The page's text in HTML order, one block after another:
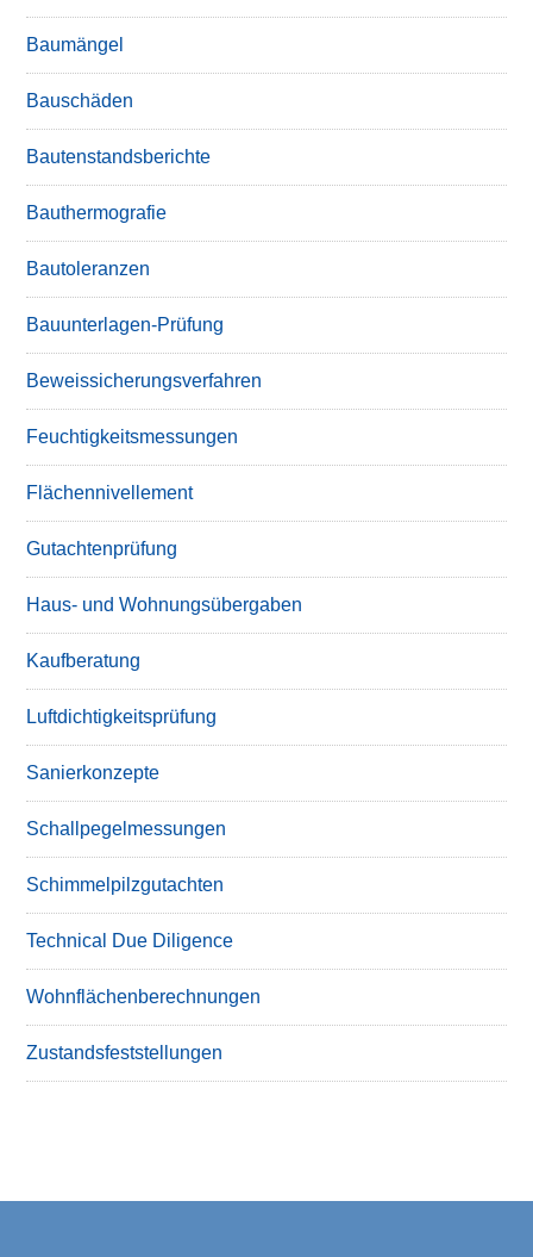
Baumängel
Bauschäden
Bautenstandsberichte
Bauthermografie
Bautoleranzen
Bauunterlagen-Prüfung
Beweissicherungsverfahren
Feuchtigkeitsmessungen
Flächennivellement
Gutachtenprüfung
Haus- und Wohnungsübergaben
Kaufberatung
Luftdichtigkeitsprüfung
Sanierkonzepte
Schallpegelmessungen
Schimmelpilzgutachten
Technical Due Diligence
Wohnflächenberechnungen
Zustandsfeststellungen